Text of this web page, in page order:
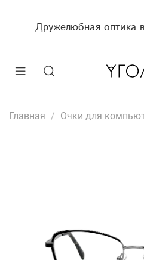
Дружелюбная оптика
Главная Очки для